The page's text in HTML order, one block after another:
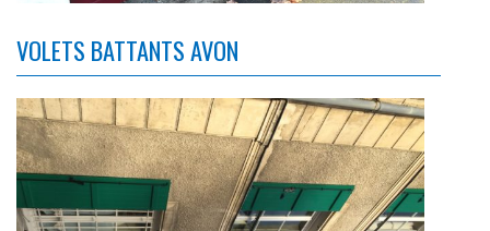
VOLETS BATTANTS AVON